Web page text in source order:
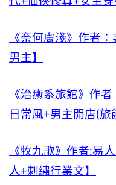
《奈何膚淺》作者
男主】
《治癒系旅館》作
日常風+男主開店(旅
《牧九歌》作者:易
人+刺繡行業文】